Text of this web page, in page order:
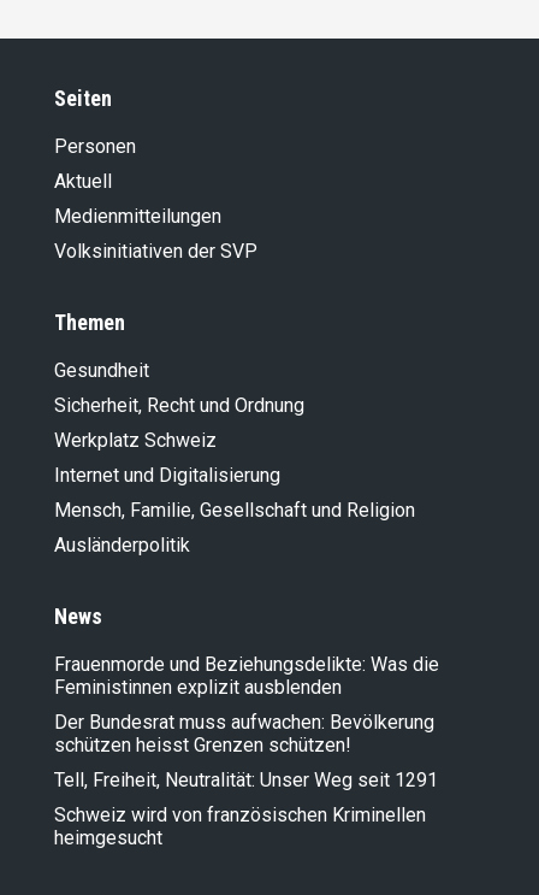
Seiten
Personen
Aktuell
Medienmitteilungen
Volksinitiativen der SVP
Themen
Gesundheit
Sicherheit, Recht und Ordnung
Werkplatz Schweiz
Internet und Digitalisierung
Mensch, Familie, Gesellschaft und Religion
Ausländer­politik
News
Frauenmorde und Beziehungsdelikte: Was die
Feministinnen explizit ausblenden
Der Bundesrat muss aufwachen: Bevölkerung
schützen heisst Grenzen schützen!
Tell, Freiheit, Neutralität: Unser Weg seit 1291
Schweiz wird von französischen Kriminellen
heimgesucht